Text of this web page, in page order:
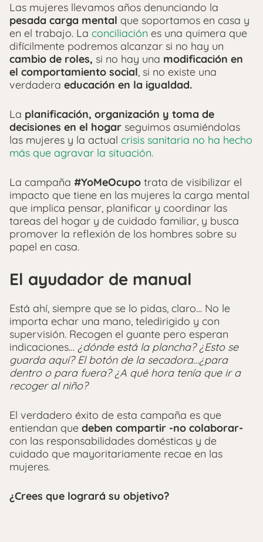
Las mujeres llevamos años denunciando la
pesada carga mental que soportamos en casa y
en el trabajo. La conciliación es una quimera que
difícilmente podremos alcanzar si no hay un
cambio de roles, si no hay una modificación en
el comportamiento social, si no existe una
verdadera educación en la igualdad.
La planificación, organización y toma de
decisiones en el hogar seguimos asumiéndolas
las mujeres y la actual crisis sanitaria no ha hecho
más que agravar la situación.
La campaña #YoMeOcupo trata de visibilizar el
impacto que tiene en las mujeres la carga mental
que implica pensar, planificar y coordinar las
tareas del hogar y de cuidado familiar, y busca
promover la reflexión de los hombres sobre su
papel en casa.
El ayudador de manual
Está ahí, siempre que se lo pidas, claro… No le
importa echar una mano, teledirigido y con
supervisión. Recogen el guante pero esperan
indicaciones… ¿dónde está la plancha? ¿Esto se
guarda aquí? El botón de la secadora…¿para
dentro o para fuera? ¿A qué hora tenía que ir a
recoger al niño?
El verdadero éxito de esta campaña es que
entiendan que deben compartir -no colaborar-
con las responsabilidades domésticas y de
cuidado que mayoritariamente recae en las
mujeres.
¿Crees que logrará su objetivo?